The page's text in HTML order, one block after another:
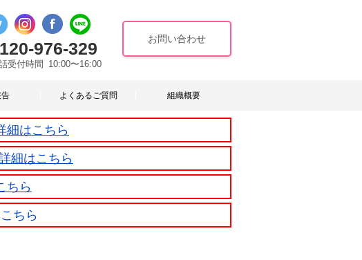
976-329
受付時間 10:00〜16:00
お問い合わせ
よくあるご質問 組織概要
はこちら
細はこちら
ちら
ちら